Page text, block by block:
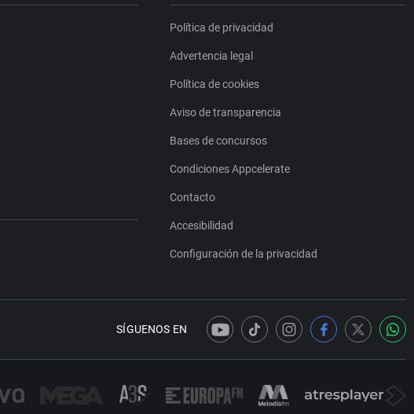
Política de privacidad
Advertencia legal
Política de cookies
Aviso de transparencia
Bases de concursos
Condiciones Appcelerate
Contacto
Accesibilidad
Configuración de la privacidad
SÍGUENOS EN